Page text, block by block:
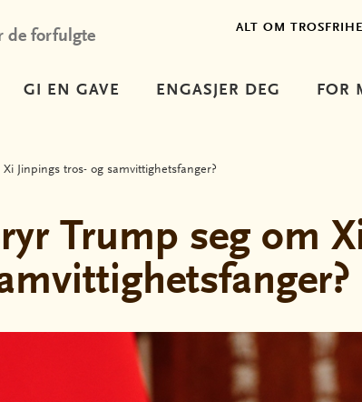
de forfulgte
GI EN GAVE ENGASJER DEG FOR
ALT OM
Jinpings tros- og samvittighetsfanger?
Trump seg om